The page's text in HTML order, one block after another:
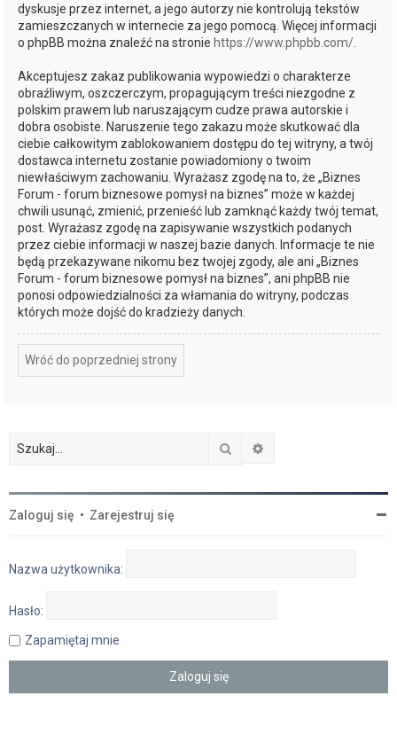
dyskusje przez internet, a jego autorzy nie kontrolują tekstów
zamieszczanych w internecie za jego pomocą. Więcej informacji
o phpBB można znaleźć na stronie https://www.phpbb.com/
Akceptujesz zakaz publikowania wypowiedzi o charakterze
obraźliwym, oszczerczym, propagującym treści niezgodne z
polskim prawem lub naruszającym cudze prawa autorskie i
dobra osobiste. Naruszenie tego zakazu może skutkować dla
ciebie całkowitym zablokowaniem dostępu do tej witryny, a twój
dostawca internetu zostanie powiadomiony o twoim
niewłaściwym zachowaniu. Wyrażasz zgodę na to, że „Biznes
Forum - forum biznesowe pomysł na biznes” może w każdej
chwili usunąć, zmienić, przenieść lub zamknąć każdy twój temat,
post. Wyrażasz zgodę na zapisywanie wszystkich podanych
przez ciebie informacji w naszej bazie danych. Informacje te nie
będą przekazywane nikomu bez twojej zgody, ale ani „Biznes
Forum - forum biznesowe pomysł na biznes”, ani phpBB nie
ponosi odpowiedzialności za włamania do witryny, podczas
których może dojść do kradzieży danych.
Wróć do poprzedniej strony
Szukaj
Zaloguj się • Zarejestruj się
Nazwa użytkownika:
Hasło:
Zapamiętaj mnie